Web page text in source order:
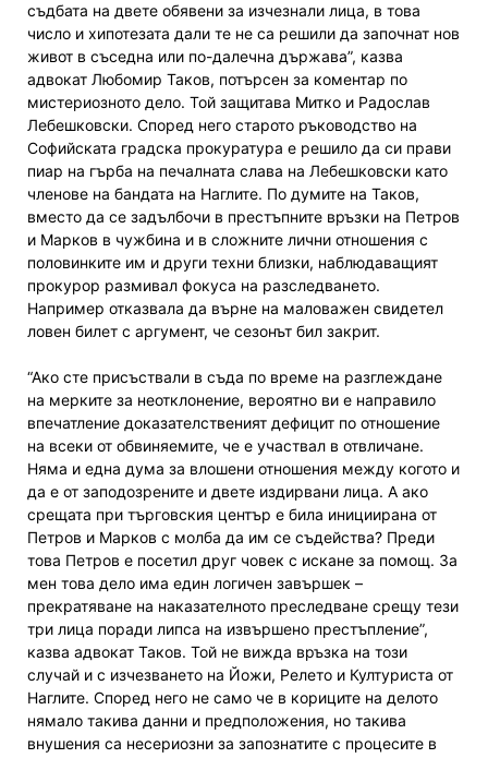
съдбата на двете обявени за изчезнали лица, в това
число и хипотезата дали те не са решили да започнат нов
живот в съседна или по-далечна държава”, казва
адвокат Любомир Таков, потърсен за коментар по
мистериозното дело. Той защитава Митко и Радослав
Лебешковски. Според него старото ръководство на
Софийската градска прокуратура е решило да си прави
пиар на гърба на печалната слава на Лебешковски като
членове на бандата на Наглите. По думите на Таков,
вместо да се задълбочи в престъпните връзки на Петров
и Марков в чужбина и в сложните лични отношения с
половинките им и други техни близки, наблюдаващият
прокурор размивал фокуса на разследването.
Например отказвала да върне на маловажен свидетел
ловен билет с аргумент, че сезонът бил закрит.
“Ако сте присъствали в съда по време на разглеждане
на мерките за неотклонение, вероятно ви е направило
впечатление доказателственият дефицит по отношение
на всеки от обвиняемите, че е участвал в отвличане.
Няма и една дума за влошени отношения между когото и
да е от заподозрените и двете издирвани лица. А ако
срещата при търговския център е била инициирана от
Петров и Марков с молба да им се съдейства? Преди
това Петров е посетил друг човек с искане за помощ. За
мен това дело има един логичен завършек –
прекратяване на наказателното преследване срещу тези
три лица поради липса на извършено престъпление”,
казва адвокат Таков. Той не вижда връзка на този
случай и с изчезването на Йожи, Релето и Културиста от
Наглите. Според него не само че в кориците на делото
нямало такива данни и предположения, но такива
внушения са несериозни за запознатите с процесите в